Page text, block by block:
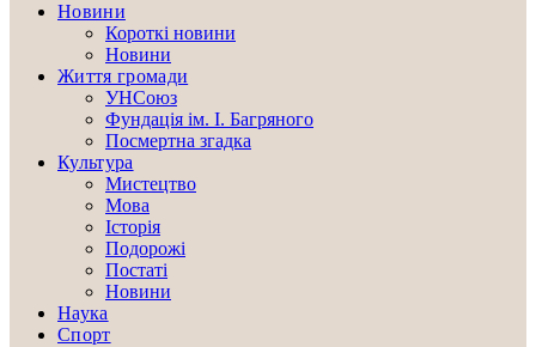
Новини
Короткі новини
Новини
Життя громади
УНСоюз
Фундація ім. І. Багряного
Посмертна згадка
Культура
Мистецтво
Мова
Історія
Подорожі
Постаті
Новини
Наука
Спорт